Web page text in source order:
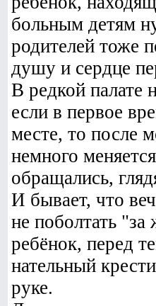
больным детям
родителей тоже
душу и сердце
В редкой палате
если в первое
месте, то после
немного
обращались,
И бывает, что
не поболтать
ребёнок, перед
нательный
руке.